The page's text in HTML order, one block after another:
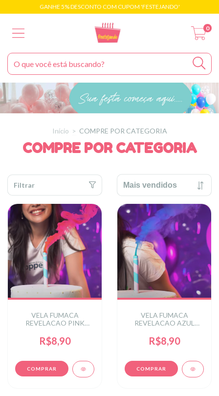
GANHE 5% DESCONTO COM CUPOM 'FESTEJANDO'
0
Início > COMPRE POR CATEGORIA
COMPRE POR CATEGORIA
Filtrar
VELA FUMACA
REVELACAO PINK
R$8,90
VELA FUMACA
REVELACAO AZUL
R$8,90